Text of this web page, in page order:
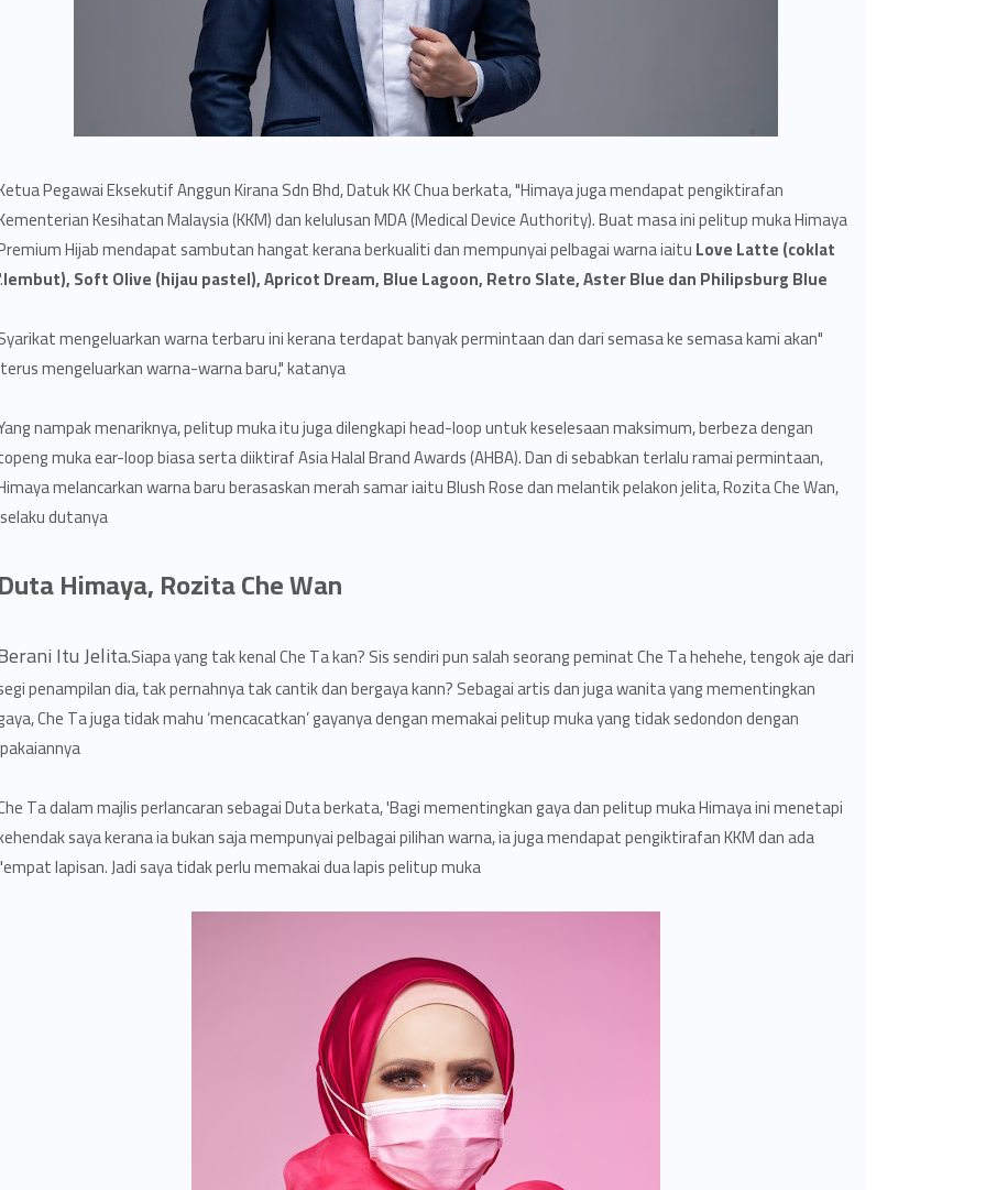
Pegawai Eksekutif Anggun Kirana Sdn Bhd, Datuk KK Chua berkata, "Himaya juga mendapat pengiktirafan
Kesihatan Malaysia (KKM) dan kelulusan MDA (Medical Device Authority). Buat masa ini pelitup muka Himaya
Hijab mendapat sambutan hangat kerana berkualiti dan mempunyai pelbagai warna iaituLove Latte (coklat
lembut), Soft Olive (hijau pastel), Apricot Dream, Blue Lagoon, Retro Slate, Aster Blue dan Philipsburg Blue
mengeluarkan warna terbaru ini kerana terdapat banyak permintaan dan dari semasa ke semasa kami akan
terus mengeluarkan warna-warna baru," katanya.
nampak menariknya, pelitup muka itu juga dilengkapi head-loop untuk keselesaan maksimum, berbeza dengan
muka ear-loop biasa serta diiktiraf Asia Halal Brand Awards (AHBA). Dan di sebabkan terlalu ramai permintaan,
melancarkan warna baru berasaskan merah samar iaitu Blush Rose dan melantik pelakon jelita, Rozita Che Wan,
selaku dutanya.
Duta Himaya, Rozita Che Wan
Itu Jelita.Siapa yang tak kenal Che Ta kan? Sis sendiri pun salah seorang peminat Che Ta hehehe, tengok aje dari
penampilan dia, tak pernahnya tak cantik dan bergaya kann? Sebagai artis dan juga wanita yang mementingkan
Che Ta juga tidak mahu ‘mencacatkan’ gayanya dengan memakai pelitup muka yang tidak sedondon dengan
pakaiannya.
Ta dalam majlis perlancaran sebagai Duta berkata, 'Bagi mementingkan gaya dan pelitup muka Himaya ini menetapi
saya kerana ia bukan saja mempunyai pelbagai pilihan warna, ia juga mendapat pengiktirafan KKM dan ada
empat lapisan. Jadi saya tidak perlu memakai dua lapis pelitup muka".